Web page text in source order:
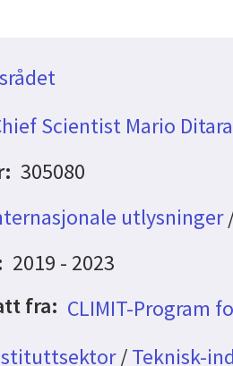
Scientist Mario
305080
utlysninger
2019 - 2023
fra: CLIMIT-Program
/Teknisk-